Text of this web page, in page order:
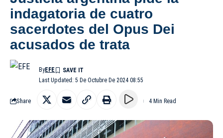
indagatoria de cuatro
sacerdotes del Opus Dei
acusados de trata
Last Updated: 5 De Octubre De 2024 08:55
ByEFE
Share 4 Min Read